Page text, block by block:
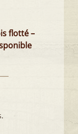
flotté –